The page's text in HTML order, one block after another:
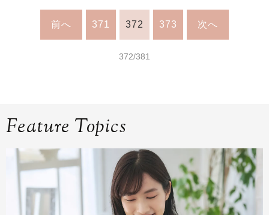
前へ 371 372 373 次へ
372/381
Feature Topics